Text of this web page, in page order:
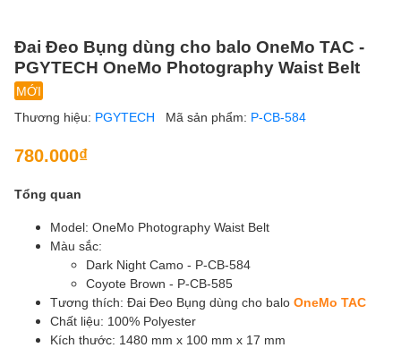
Đai Đeo Bụng dùng cho balo OneMo TAC -
PGYTECH OneMo Photography Waist Belt
MỚI
Thương hiệu: PGYTECH Mã sản phẩm: P-CB-584
780.000₫
Tổng quan
Model: OneMo Photography Waist Belt
Màu sắc:
Dark Night Camo - P-CB-584
Coyote Brown - P-CB-585
Tương thích: Đai Đeo Bụng dùng cho balo OneMo TAC
Chất liệu: 100% Polyester
Kích thước: 1480 mm x 100 mm x 17 mm